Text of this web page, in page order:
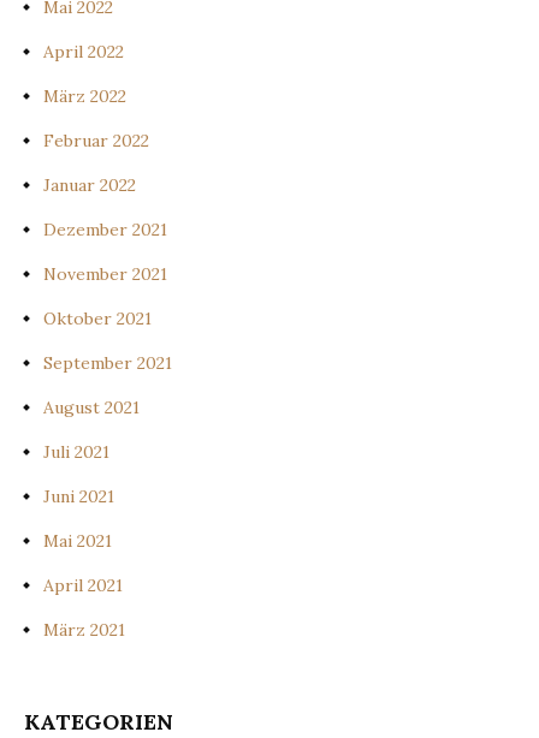
Mai 2022
April 2022
März 2022
Februar 2022
Januar 2022
Dezember 2021
November 2021
Oktober 2021
September 2021
August 2021
Juli 2021
Juni 2021
Mai 2021
April 2021
März 2021
KATEGORIEN